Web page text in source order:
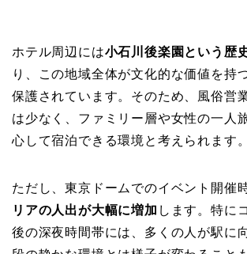
ホテル周辺には小石川後楽園という歴
り、この地域全体が文化的な価値を持
保護されています。そのため、風俗営
は少なく、ファミリー層や女性の一人
心して宿泊できる環境と考えられます。
ただし、東京ドームでのイベント開催
リアの人出が大幅に増加 します。特に
後の深夜時間帯には、多くの人が駅に